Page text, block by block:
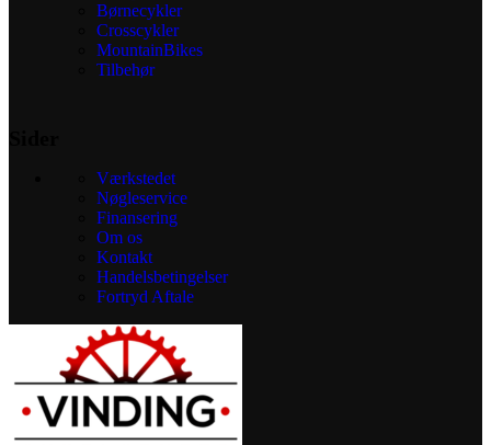
Børnecykler
Crosscykler
MountainBikes
Tilbehør
Værkstedet
Nøgleservice
Finansering
Om os
Kontakt
Handelsbetingelser
Fortryd Aftale